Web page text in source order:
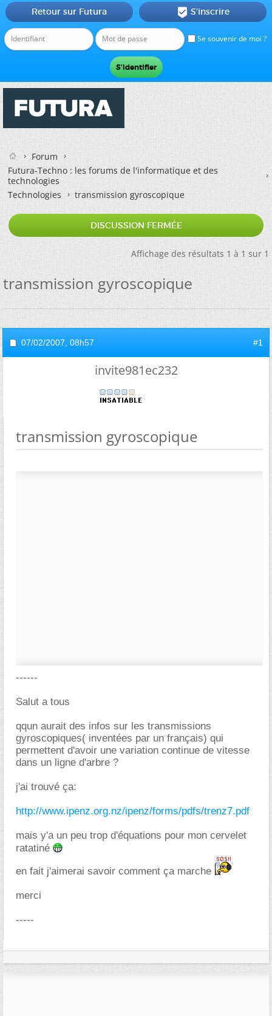
Se souvenir de moi ?
Retour sur Futura  S'inscrire
Forum
Futura-Techno : les forums de l'informatique et des
technologies
Technologies
transmission gyroscopique
DISCUSSION FERMÉE
Affichage des résultats 1 à 1 sur 1
transmission gyroscopique
07/02/2007, 08h57 #1
invite981ec232
transmission gyroscopique
------
Salut a tous
qqun aurait des infos sur les transmissions
gyroscopiques( inventées par un français) qui
permettent d'avoir une variation continue de vitesse
dans un ligne d'arbre ?
j'ai trouvé ça:
http://www.ipenz.org.nz/ipenz/forms/pdfs/trenz7.pdf
mais y'a un peu trop d'équations pour mon cervelet
ratatiné
en fait j'aimerai savoir comment ça marche
merci
-----